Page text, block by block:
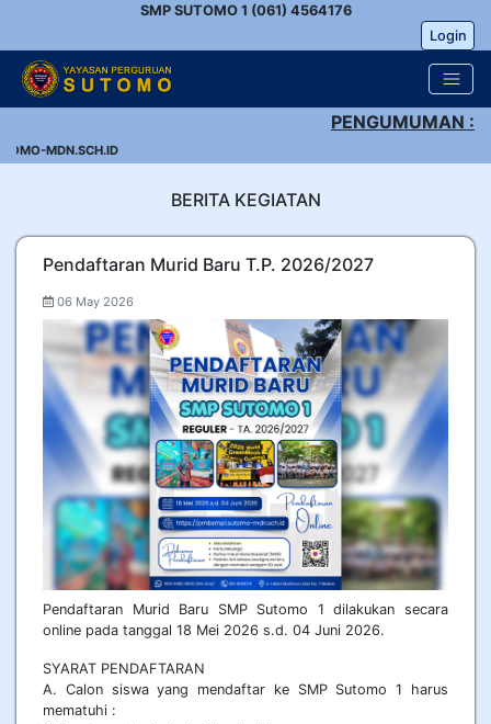
SMP SUTOMO 1 (061) 4564176
Login
PENGUMUMAN :
MDN.SCH.ID
BERITA KEGIATAN
Pendaftaran Murid Baru T.P. 2026/2027
06 May 2026
Pendaftaran Murid Baru SMP Sutomo 1 dilakukan secara
online pada tanggal 18 Mei 2026 s.d. 04 Juni 2026.
SYARAT PENDAFTARAN
A. Calon siswa yang mendaftar ke SMP Sutomo 1 harus
mematuhi :